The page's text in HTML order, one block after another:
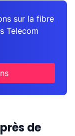
sur la fibre
Telecom
de